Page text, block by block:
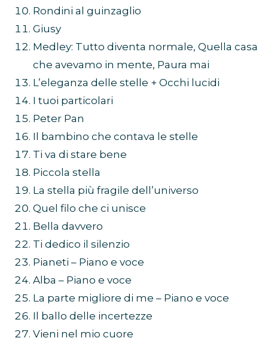
Rondini al guinzaglio
Giusy
Medley: Tutto diventa normale, Quella casa
che avevamo in mente, Paura mai
L’eleganza delle stelle + Occhi lucidi
I tuoi particolari
Peter Pan
Il bambino che contava le stelle
Ti va di stare bene
Piccola stella
La stella più fragile dell’universo
Quel filo che ci unisce
Bella davvero
Ti dedico il silenzio
Pianeti – Piano e voce
Alba – Piano e voce
La parte migliore di me – Piano e voce
Il ballo delle incertezze
Vieni nel mio cuore